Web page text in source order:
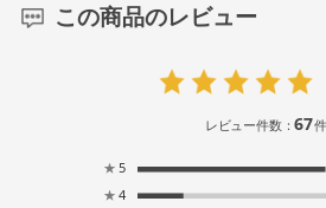
この商品のレビュー
レビュー件数：67件
★ 5
★ 4